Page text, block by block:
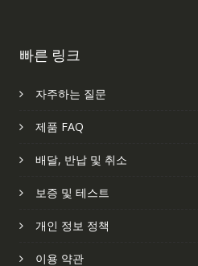
빠른 링크
자주하는 질문
제품 FAQ
배달, 반납 및 취소
보증 및 테스트
개인 정보 정책
이용 약관